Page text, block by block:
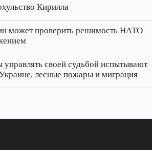
Кирилла
может проверить решимость НАТО
своей судьбой испытывают
лесные пожары и миграция